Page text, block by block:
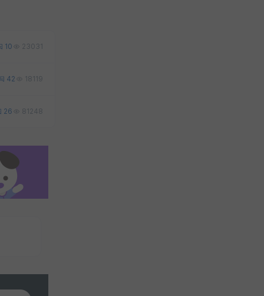
10 23031
42 18119
26 81248